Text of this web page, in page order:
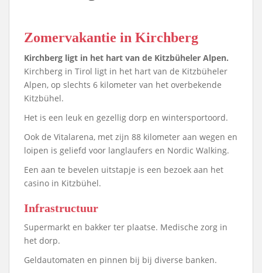
Zomervakantie in Kirchberg
Kirchberg ligt in het hart van de Kitzbüheler Alpen.
Kirchberg in Tirol ligt in het hart van de Kitzbüheler
Alpen, op slechts 6 kilometer van het overbekende
Kitzbühel.
Het is een leuk en gezellig dorp en wintersportoord.
Ook de Vitalarena, met zijn 88 kilometer aan wegen en
loipen is geliefd voor langlaufers en Nordic Walking.
Een aan te bevelen uitstapje is een bezoek aan het
casino in Kitzbühel.
Infrastructuur
Supermarkt en bakker ter plaatse. Medische zorg in
het dorp.
Geldautomaten en pinnen bij bij diverse banken.